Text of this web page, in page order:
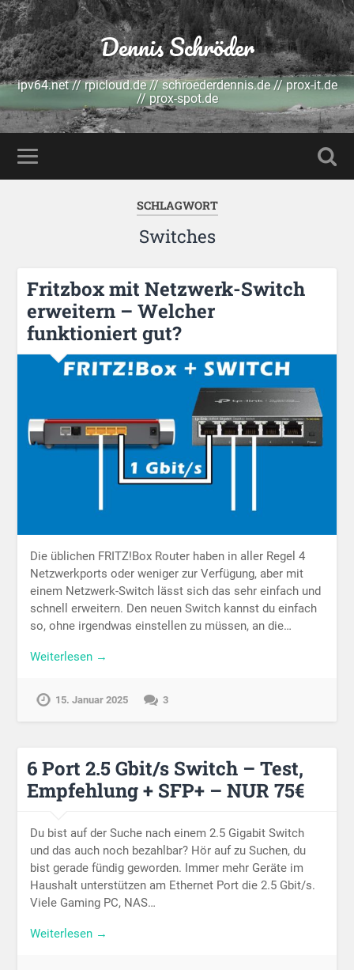
Dennis Schröder
ipv64.net // rpicloud.de // schroederdennis.de // prox-it.de
// prox-spot.de
SCHLAGWORT
Switches
Fritzbox mit Netzwerk-Switch
erweitern – Welcher
funktioniert gut?
Die üblichen FRITZ!Box Router haben in aller Regel 4
Netzwerkports oder weniger zur Verfügung, aber mit
einem Netzwerk-Switch lässt sich das sehr einfach und
schnell erweitern. Den neuen Switch kannst du einfach
so, ohne irgendwas einstellen zu müssen, an die…
Weiterlesen →
15. Januar 2025 3
6 Port 2.5 Gbit/s Switch – Test,
Empfehlung + SFP+ – NUR 75€
Du bist auf der Suche nach einem 2.5 Gigabit Switch
und das auch noch bezahlbar? Hör auf zu Suchen, du
bist gerade fündig geworden. Immer mehr Geräte im
Haushalt unterstützen am Ethernet Port die 2.5 Gbit/s.
Viele Gaming PC, NAS…
Weiterlesen →